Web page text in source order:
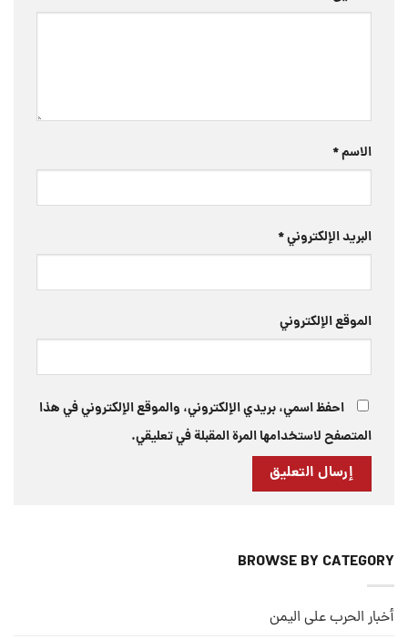
الاسم*
البريد الإلكتروني*
الموقع الإلكتروني
احفظ اسمي، بريدي الإلكتروني، والموقع الإلكتروني في هذا
المتصفح لاستخدامها المرة المقبلة في تعليقي.
BROWSE BY CATEGORY
أخبار الحرب على اليمن